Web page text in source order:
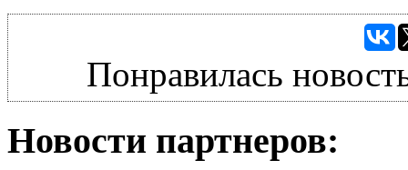
Понравилась
Новости партнеров: